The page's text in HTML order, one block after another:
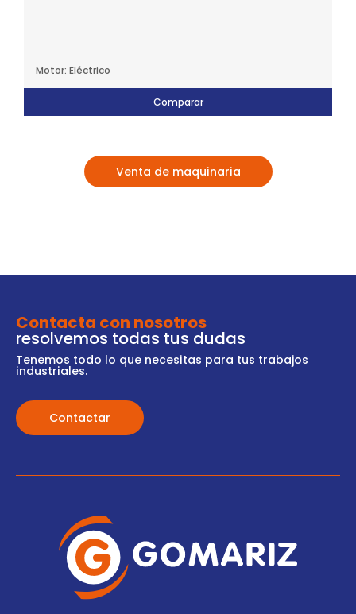
Motor: Eléctrico
Comparar
Venta de maquinaria
Contacta con nosotros
resolvemos todas tus dudas
Tenemos todo lo que necesitas para tus trabajos
industriales.
Contactar